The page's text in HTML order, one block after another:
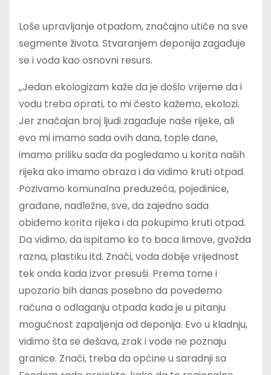
Loše upravljanje otpadom, značajno utiče na sve
segmente života. Stvaranjem deponija zagađuje
se i voda kao osnovni resurs.
„Jedan ekologizam kaže da je došlo vrijeme da i
vodu treba oprati, to mi često kažemo, ekolozi.
Jer značajan broj ljudi zagađuje naše rijeke, ali
evo mi imamo sada ovih dana, tople dane,
imamo priliku sada da pogledamo u korita naših
rijeka ako imamo obraza i da vidimo kruti otpad.
Pozivamo komunalna preduzeća, pojedinice,
građane, nadležne, sve, da zajedno sada
obiđemo korita rijeka i da pokupimo kruti otpad.
Da vidimo, da ispitamo ko to baca limove, gvožda
razna, plastiku itd. Znači, voda dobije vrijednost
tek onda kada izvor presuši. Prema tome i
upozorio bih danas posebno da povedemo
računa o odlaganju otpada kada je u pitanju
mogućnost zapaljenja od deponija. Evo u kladnju,
vidimo šta se dešava, zrak i vode ne poznaju
granice. Znači, treba da općine u saradnji sa